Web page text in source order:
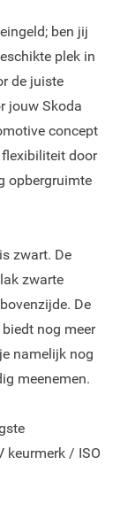
ben jij
plek in
de juiste
jouw Skoda
concept
door
opbergruimte
zwart. De
zwarte
De
nog meer
namelijk nog
meenemen.
keurmerk / ISO